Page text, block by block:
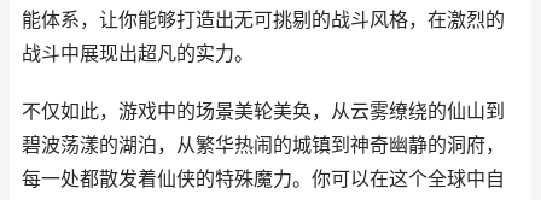
能体系，让你能够打造出无可挑剔的战斗风格，在激烈的
战斗中展现出超凡的实力。
不仅如此，游戏中的场景美轮美奂，从云雾缭绕的仙山到
碧波荡漾的湖泊，从繁华热闹的城镇到神奇幽静的洞府，
每一处都散发着仙侠的特殊魔力。你可以在这个全球中自